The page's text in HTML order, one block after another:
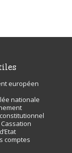
européen
nationale
comptes